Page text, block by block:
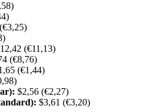
(€11,13)
(€8,76)
(€1,44)
$2,56 (€2,27)
$3,61 (€3,20)